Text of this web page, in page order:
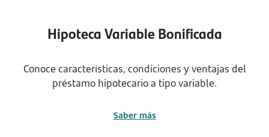
Hipoteca Variable Bonificada
Conoce características, condiciones y ventajas del
préstamo hipotecario a tipo variable.
Saber más